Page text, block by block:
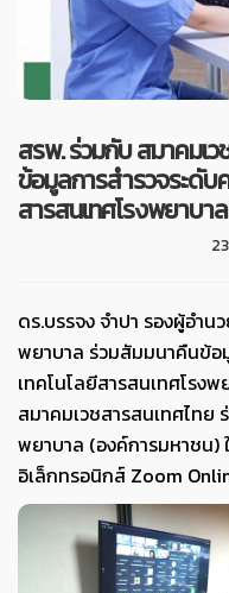
สรพ. ร่วมกับ สมาคมเ
ข้อมูลการสำรวจระดับ
สารสนเทศโรงพยาบา
ดร.บรรจง จำปา รองผู้อำ
พยาบาล ร่วมสัมมนาคืนข้อ
เทคโนโลยีสารสนเทศโรง
สมาคมเวชสารสนเทศไท
พยาบาล (องค์การมหาชน)
อิเล็กทรอนิกส์ Zoom